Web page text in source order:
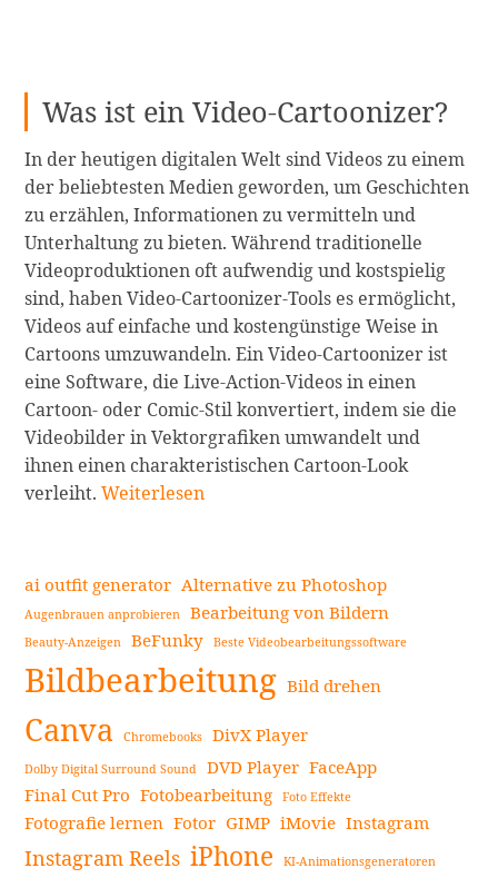
Was ist ein Video-Cartoonizer?
In der heutigen digitalen Welt sind Videos zu einem
der beliebtesten Medien geworden, um Geschichten
zu erzählen, Informationen zu vermitteln und
Unterhaltung zu bieten. Während traditionelle
Videoproduktionen oft aufwendig und kostspielig
sind, haben Video-Cartoonizer-Tools es ermöglicht,
Videos auf einfache und kostengünstige Weise in
Cartoons umzuwandeln. Ein Video-Cartoonizer ist
eine Software, die Live-Action-Videos in einen
Cartoon- oder Comic-Stil konvertiert, indem sie die
Videobilder in Vektorgrafiken umwandelt und
ihnen einen charakteristischen Cartoon-Look
verleiht.Wie
Video-
Cartoonizer
in
umwandelt:
Eine
Anleitung
zum
Cartoonisieren
Weiterlesen
Seitenleiste
ai outfit generator Alternative zu Photoshop
Augenbrauen anprobieren Bearbeitung von Bildern
Beauty-Anzeigen BeFunky Beste Videobearbeitungssoftware
Bildbearbeitung Bild drehen
Canva Chromebooks DivX Player
Dolby Digital Surround Sound DVD Player FaceApp
Final Cut Pro Fotobearbeitung Foto Effekte
Fotografie lernen Fotor GIMP iMovie Instagram
Instagram Reels iPhone KI-Animationsgeneratoren